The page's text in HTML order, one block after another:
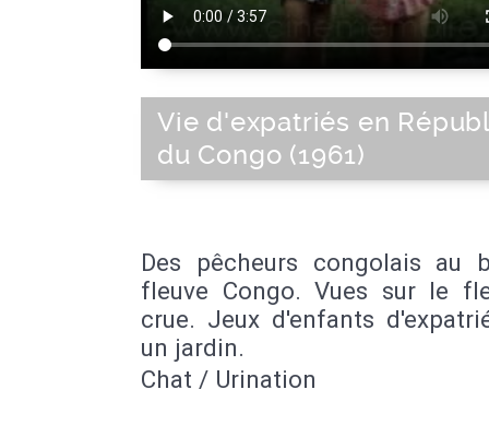
Vie d'expatriés en
du Congo (1961)
Des pêcheurs congolais au
fleuve Congo. Vues sur le
crue. Jeux d'enfants
un jardin.
Chat / Urination